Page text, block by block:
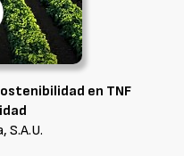
en TNF
S.A.U.